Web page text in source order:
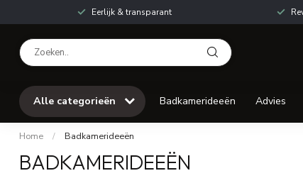
Eerlijk & transparant
Alle categorieën Badkamerideeën Advies
Home / Badkamerideeën
BADKAMERIDEEËN